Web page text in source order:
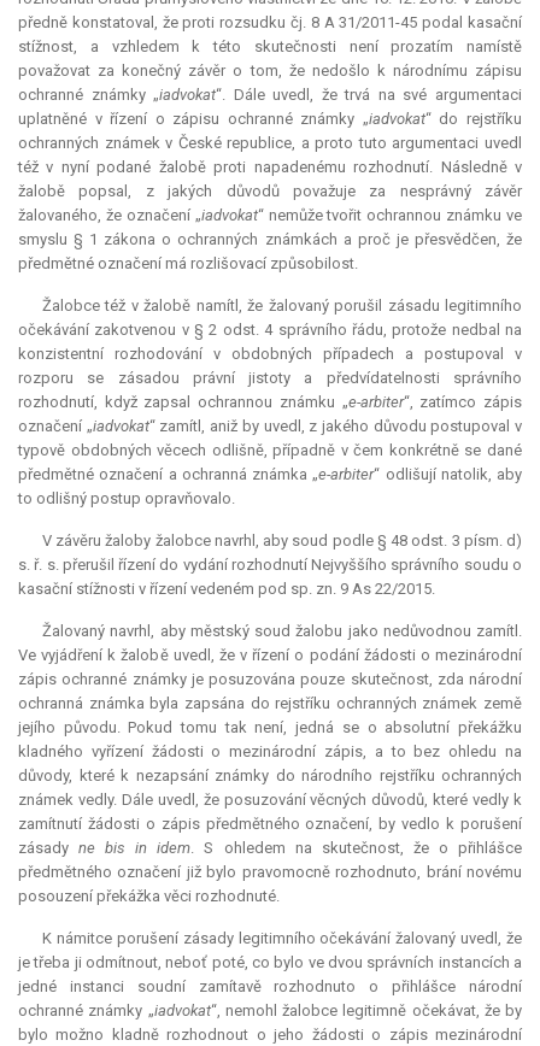
předně konstatoval, že proti rozsudku čj. 8 A 31/2011-45 podal kasační
stížnost, a vzhledem k této skutečnosti není prozatím namístě
považovat za konečný závěr o tom, že nedošlo k národnímu zápisu
ochranné známky „iadvokat“. Dále uvedl, že trvá na své argumentaci
uplatněné v řízení o zápisu ochranné známky „iadvokat“ do rejstříku
ochranných známek v České republice, a proto tuto argumentaci uvedl
též v nyní podané žalobě proti napadenému rozhodnutí. Následně v
žalobě popsal, z jakých důvodů považuje za nesprávný závěr
žalovaného, že označení „iadvokat“ nemůže tvořit ochrannou známku ve
smyslu § 1 zákona o ochranných známkách a proč je přesvědčen, že
předmětné označení má rozlišovací způsobilost.
Žalobce též v žalobě namítl, že žalovaný porušil zásadu legitimního
očekávání zakotvenou v § 2 odst. 4 správního řádu, protože nedbal na
konzistentní rozhodování v obdobných případech a postupoval v
rozporu se zásadou právní jistoty a předvídatelnosti správního
rozhodnutí, když zapsal ochrannou známku „e-arbiter“, zatímco zápis
označení „iadvokat“ zamítl, aniž by uvedl, z jakého důvodu postupoval v
typově obdobných věcech odlišně, případně v čem konkrétně se dané
předmětné označení a ochranná známka „e-arbiter“ odlišují natolik, aby
to odlišný postup opravňovalo.
V závěru žaloby žalobce navrhl, aby soud podle § 48 odst. 3 písm. d)
s. ř. s. přerušil řízení do vydání rozhodnutí Nejvyššího správního soudu o
kasační stížnosti v řízení vedeném pod sp. zn. 9 As 22/2015.
Žalovaný navrhl, aby městský soud žalobu jako nedůvodnou zamítl.
Ve vyjádření k žalobě uvedl, že v řízení o podání žádosti o mezinárodní
zápis ochranné známky je posuzována pouze skutečnost, zda národní
ochranná známka byla zapsána do rejstříku ochranných známek země
jejího původu. Pokud tomu tak není, jedná se o absolutní překážku
kladného vyřízení žádosti o mezinárodní zápis, a to bez ohledu na
důvody, které k nezapsání známky do národního rejstříku ochranných
známek vedly. Dále uvedl, že posuzování věcných důvodů, které vedly k
zamítnutí žádosti o zápis předmětného označení, by vedlo k porušení
zásadyne bis in idem. S ohledem na skutečnost, že o přihlášce
předmětného označení již bylo pravomocně rozhodnuto, brání novému
posouzení překážka věci rozhodnuté.
K námitce porušení zásady legitimního očekávání žalovaný uvedl, že
je třeba ji odmítnout, neboť poté, co bylo ve dvou správních instancích a
jedné instanci soudní zamítavě rozhodnuto o přihlášce národní
ochranné známky „iadvokat“, nemohl žalobce legitimně očekávat, že by
bylo možno kladně rozhodnout o jeho žádosti o zápis mezinárodní